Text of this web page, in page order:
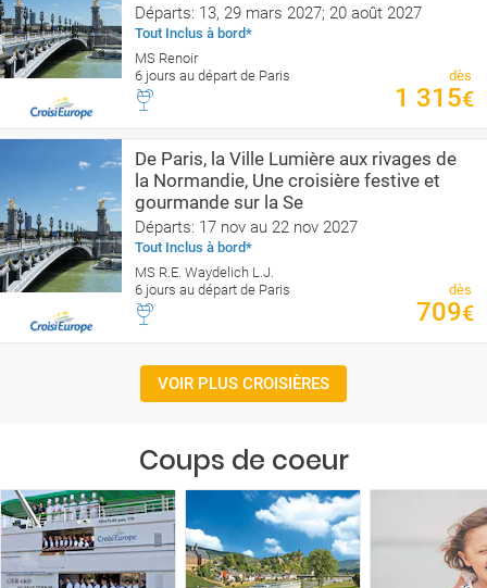
Départs: 13, 29 mars 2027; 20 août 2027
Tout Inclus à bord*
MS Renoir
6 jours au départ de Paris
dès
1 315€
De Paris, la Ville Lumière aux rivages de
la Normandie, Une croisière festive et
gourmande sur la Se
Départs: 17 nov au 22 nov 2027
Tout Inclus à bord*
MS R.E. Waydelich L.J.
6 jours au départ de Paris
dès
709€
VOIR PLUS CROISIÈRES
Coups de coeur